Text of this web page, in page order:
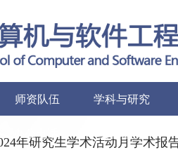
师资队伍 学科与研究
办公电话 友情链接
年研究生学术活动月学术